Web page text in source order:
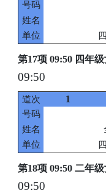
号码
姓名
单位
第17项 09:50 四年
09:50
道次 1
号码
姓名
单位
第18项 09:50 二年
09:50